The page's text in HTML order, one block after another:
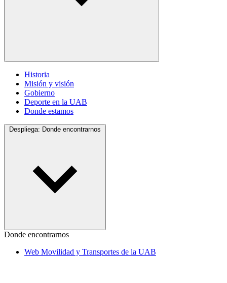
Historia
Misión y visión
Gobierno
Deporte en la UAB
Donde estamos
Despliega: Donde encontrarnos
Donde encontrarnos
Web Movilidad y Transportes de la UAB